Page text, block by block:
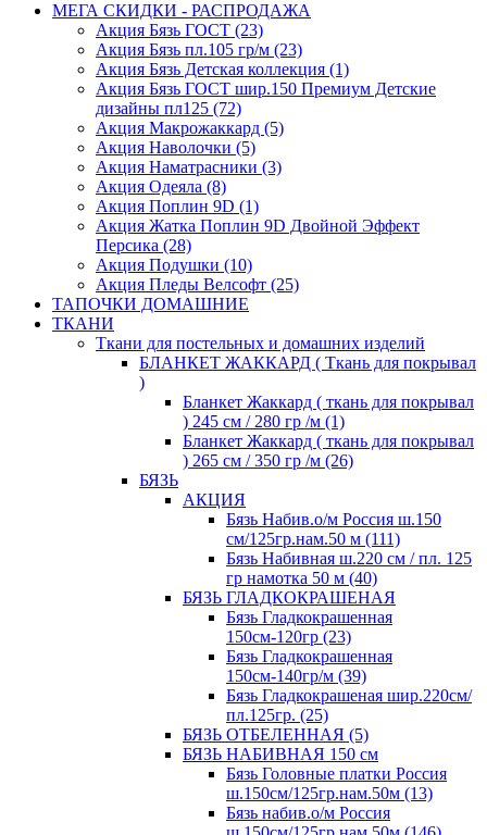
МЕГА СКИДКИ - РАСПРОДАЖА
Акция Бязь ГОСТ (23)
Акция Бязь пл.105 гр/м (23)
Акция Бязь Детская коллекция (1)
Акция Бязь ГОСТ шир.150 Премиум Детские
дизайны пл125 (72)
Акция Макрожаккард (5)
Акция Наволочки (5)
Акция Наматрасники (3)
Акция Одеяла (8)
Акция Поплин 9D (1)
Акция Жатка Поплин 9D Двойной Эффект
Персика (28)
Акция Подушки (10)
Акция Пледы Велсофт (25)
ТАПОЧКИ ДОМАШНИЕ
ТКАНИ
Ткани для постельных и домашних изделий
БЛАНКЕТ ЖАККАРД ( Ткань для покрывал
)
Бланкет Жаккард ( ткань для покрывал
) 245 см / 280 гр /м (1)
Бланкет Жаккард ( ткань для покрывал
) 265 см / 350 гр /м (26)
БЯЗЬ
АКЦИЯ
Бязь Набив.о/м Россия ш.150
см/125гр.нам.50 м (111)
Бязь Набивная ш.220 см / пл. 125
гр намотка 50 м (40)
БЯЗЬ ГЛАДКОКРАШЕНАЯ
Бязь Гладкокрашенная
150см-120гр (23)
Бязь Гладкокрашенная
150см-140гр/м (39)
Бязь Гладкокрашеная шир.220см/
пл.125гр. (25)
БЯЗЬ ОТБЕЛЕННАЯ (5)
БЯЗЬ НАБИВНАЯ 150 см
Бязь Головные платки Россия
ш.150см/125гр.нам.50м (13)
Бязь набив.о/м Россия